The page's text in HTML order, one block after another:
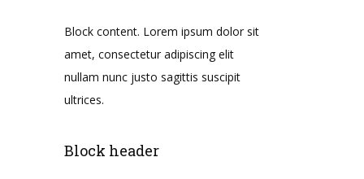
Block content. Lorem ipsum dolor sit
amet, consectetur adipiscing elit
nullam nunc justo sagittis suscipit
ultrices.
Block header